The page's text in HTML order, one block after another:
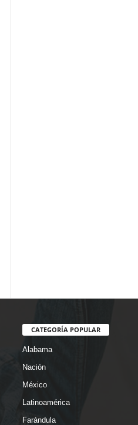
CATEGORÍA POPULAR
Alabama
Nación
México
Latinoamérica
Farándula